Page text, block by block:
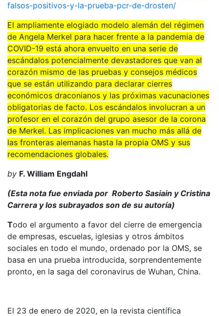
falsos-positivos-y-la-prueba-pcr-de-drosten/
El ampliamente elogiado modelo alemán del régimen
de Angela Merkel para hacer frente a la pandemia de
COVID-19 está ahora envuelto en una serie de
escándalos potencialmente devastadores que van al
corazón mismo de las pruebas y consejos médicos
que se están utilizando para declarar cierres
económicos draconianos y las próximas vacunaciones
obligatorias de facto. Los escándalos involucran a un
profesor en el corazón del grupo asesor de la corona
de Merkel. Las implicaciones van mucho más allá de
las fronteras alemanas hasta la propia OMS y sus
recomendaciones globales.
by F. William Engdahl
(Esta nota fue enviada por Roberto Sasiain y Cristina
Carrera y los subrayados son de su autoría)
Todo el argumento a favor del cierre de emergencia
de empresas, escuelas, iglesias y otros ámbitos
sociales en todo el mundo, ordenado por la OMS, se
basa en una prueba introducida, sorprendentemente
pronto, en la saga del coronavirus de Wuhan, China.
El 23 de enero de 2020, en la revista científica